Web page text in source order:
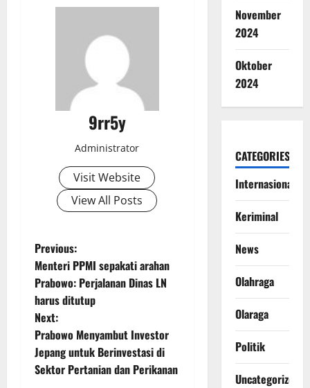
9rr5y
Administrator
Visit Website
View All Posts
P
o
s
t
n
Previous:
Menteri PPMI sepakati arahan
Prabowo: Perjalanan Dinas LN
harus ditutup
Next:
Prabowo Menyambut Investor
Jepang untuk Berinvestasi di
Sektor Pertanian dan Perikanan
November
2024
Oktober
2024
CATEGORIES
Internasional
Keriminal
News
Olahraga
Olaraga
Politik
Uncategorized